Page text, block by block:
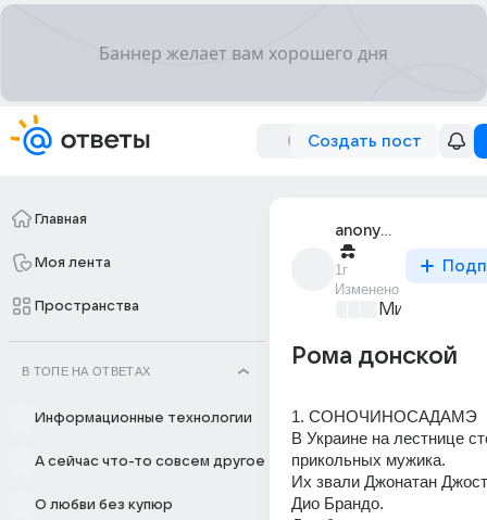
Создать пост
Главная
Моя лента
Пространства
В ТОПЕ НА ОТВЕТАХ
Информационные технологии
А сейчас что-то совсем другое
О любви без купюр
anonymous
1г
Изменено
Мир и его
Рома донской
1. СОНОЧИНОСАДАМЭ
В Украине на лестнице
прикольных мужика.
Их звали Джонатан
Дио Брандо.